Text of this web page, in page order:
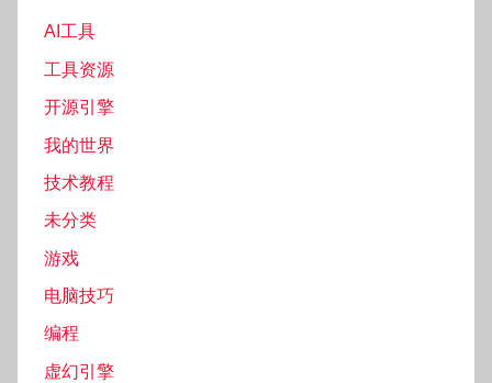
AI工具
工具资源
开源引擎
我的世界
技术教程
未分类
游戏
电脑技巧
编程
虚幻引擎